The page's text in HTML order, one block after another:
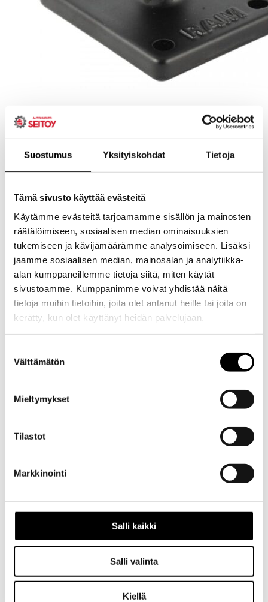
Suostumus Yksityiskohdat Tietoja
Tämä sivusto käyttää evästeitä
Käytämme evästeitä tarjoamamme sisällön ja mainosten
räätälöimiseen, sosiaalisen median ominaisuuksien
tukemiseen ja kävijämäärämme analysoimiseen. Lisäksi
jaamme sosiaalisen median, mainosalan ja analytiikka-
alan kumppaneillemme tietoja siitä, miten käytät
sivustoamme. Kumppanimme voivat yhdistää näitä
tietoja muihin tietoihin, joita olet antanut heille tai joita on
kerätty, kun olet käyttänyt heidän palvelujaan.
valinta
Välttämätön
Mieltymykset
Tilastot
Markkinointi
Salli kaikki
Salli valinta
Kiellä
Kuvaus
RAM-
Zumo,TomTom
B-kuula